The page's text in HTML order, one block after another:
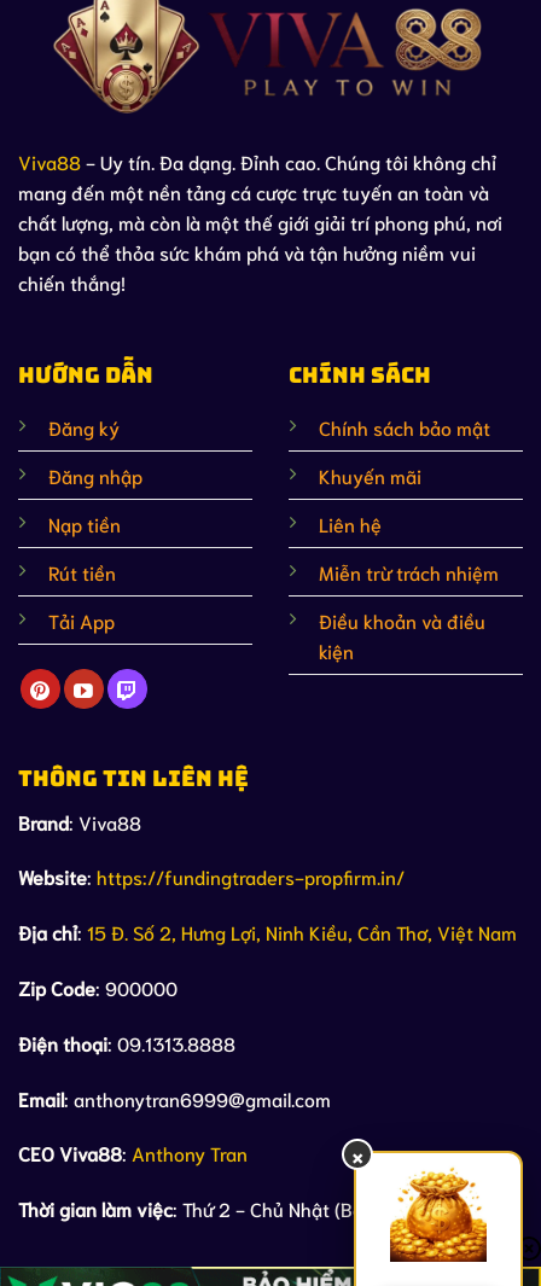
Viva88- Uy tín. Đa dạng. Đỉnh cao. Chúng tôi không chỉ
mang đến một nền tảng cá cược trực tuyến an toàn và
chất lượng, mà còn là một thế giới giải trí phong phú, nơi
bạn có thể thỏa sức khám phá và tận hưởng niềm vui
chiến thắng!
HƯỚNG DẪN
Đăng ký
Đăng nhập
Nạp tiền
Rút tiền
Tải App
CHÍNH SÁCH
Chính sách bảo mật
Khuyến mãi
Liên hệ
Miễn trừ trách nhiệm
Điều khoản và điều
kiện
THÔNG TIN LIÊN HỆ
Brand: Viva88
Website: https://fundingtraders-propfirm.in/
Địa chỉ: 15 Đ. Số 2, Hưng Lợi, Ninh Kiều, Cần Thơ, Việt Nam
Zip Code: 900000
Điện thoại: 09.1313.8888
Email: anthonytran6999@gmail.com
CEO Viva88: Anthony Tran
Thời gian làm việc: Thứ 2 - Chủ Nhật (Bao gồm ngày lễ)
×